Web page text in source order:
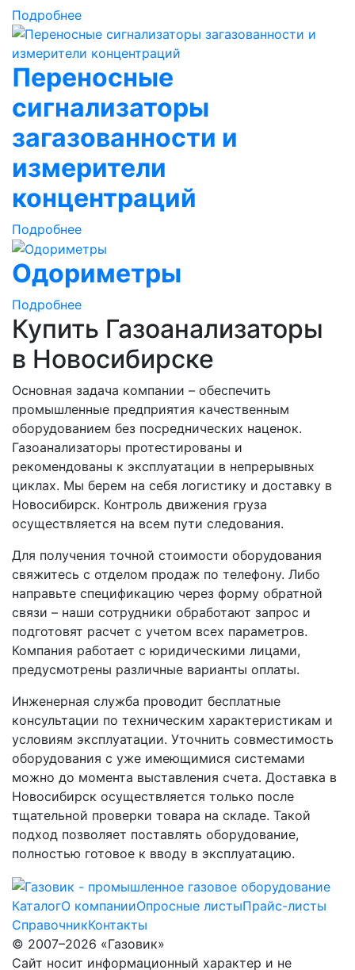
Подробнее
Переносные
сигнализаторы
загазованности и
измерители
концентраций
Подробнее
Одориметры
Подробнее
Купить Газоанализаторы
в Новосибирске
Основная задача компании – обеспечить
промышленные предприятия качественным
оборудованием без посреднических наценок.
Газоанализаторы протестированы и
рекомендованы к эксплуатации в непрерывных
циклах. Мы берем на себя логистику и доставку в
Новосибирск. Контроль движения груза
осуществляется на всем пути следования.
Для получения точной стоимости оборудования
свяжитесь с отделом продаж по телефону. Либо
направьте спецификацию через форму обратной
связи – наши сотрудники обработают запрос и
подготовят расчет с учетом всех параметров.
Компания работает с юридическими лицами,
предусмотрены различные варианты оплаты.
Инженерная служба проводит бесплатные
консультации по техническим характеристикам и
условиям эксплуатации. Уточнить совместимость
оборудования с уже имеющимися системами
можно до момента выставления счета. Доставка в
Новосибирск осуществляется только после
тщательной проверки товара на складе. Такой
подход позволяет поставлять оборудование,
полностью готовое к вводу в эксплуатацию.
КаталогО компанииОпросные листыПрайс-листы
СправочникКонтакты
© 2007–2026 «Газовик»
Сайт носит информационный характер и не